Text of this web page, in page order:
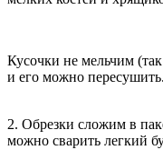
Кусочки не мельчим
и его можно пересушить.
2. Обрезки сложим в
можно сварить легкий